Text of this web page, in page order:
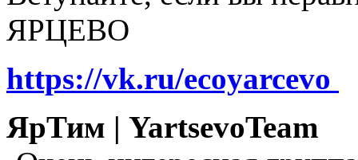
ЯРЦЕВО
https://vk.ru/ecoyarcevo
ЯрТим | YartsevoTeam